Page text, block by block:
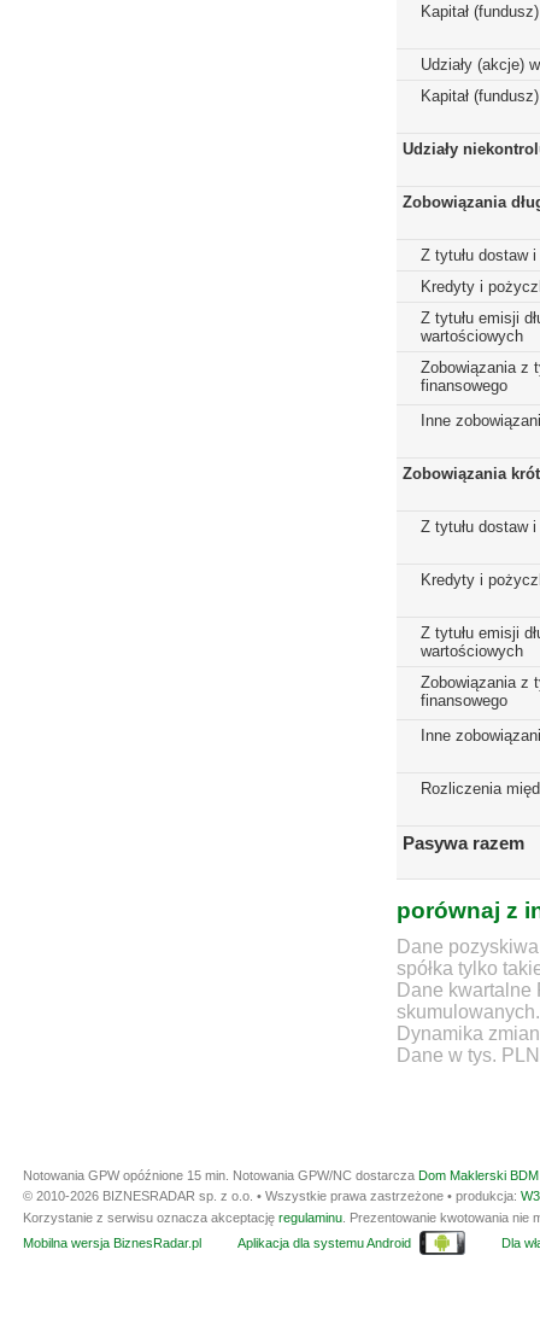
Kapitał
Udziały (akcje)
Kapitał
Udziały
Zobowiązania
Z tytułu dostaw i
Kredyty i
Z tytułu emisji
wartościowych
Zobowiązania z
finansowego
Inne
Zobowiązania
Z tytułu dostaw i
Kredyty i
Z tytułu emisji
wartościowych
Zobowiązania z
finansowego
Inne
Rozliczenia
Pasywa razem
porównaj z
Dane
spółka tylko
Dane
skumulowanych.
Dynamika
Dane w tys. PLN
Notowania GPW opóźnione 15 min. Notowania GPW/NC dostarcza Dom Maklerski
© 2010-2026 BIZNESRADAR sp. z o.o. • Wszystkie prawa zastrzeżone • produkcja:
Korzystanie z serwisu oznacza akceptację regulaminu . Prezentowanie kwotowania
Mobilna wersja BiznesRadar.pl
Aplikacja dla systemu Android Dla